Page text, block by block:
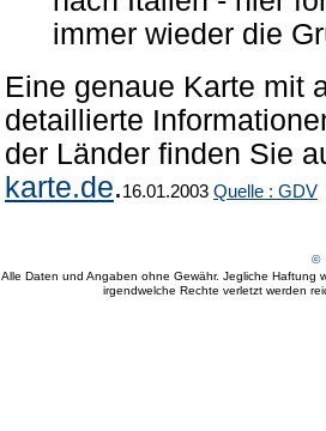
immer wieder die
Eine genaue Karte mit
detaillierte
der Länder finden Sie
karte.de.16.01.2003 Quelle : GDV
©
Alle Daten und Angaben ohne Gewähr. Jegliche Haftung
irgendwelche Rechte verletzt werden